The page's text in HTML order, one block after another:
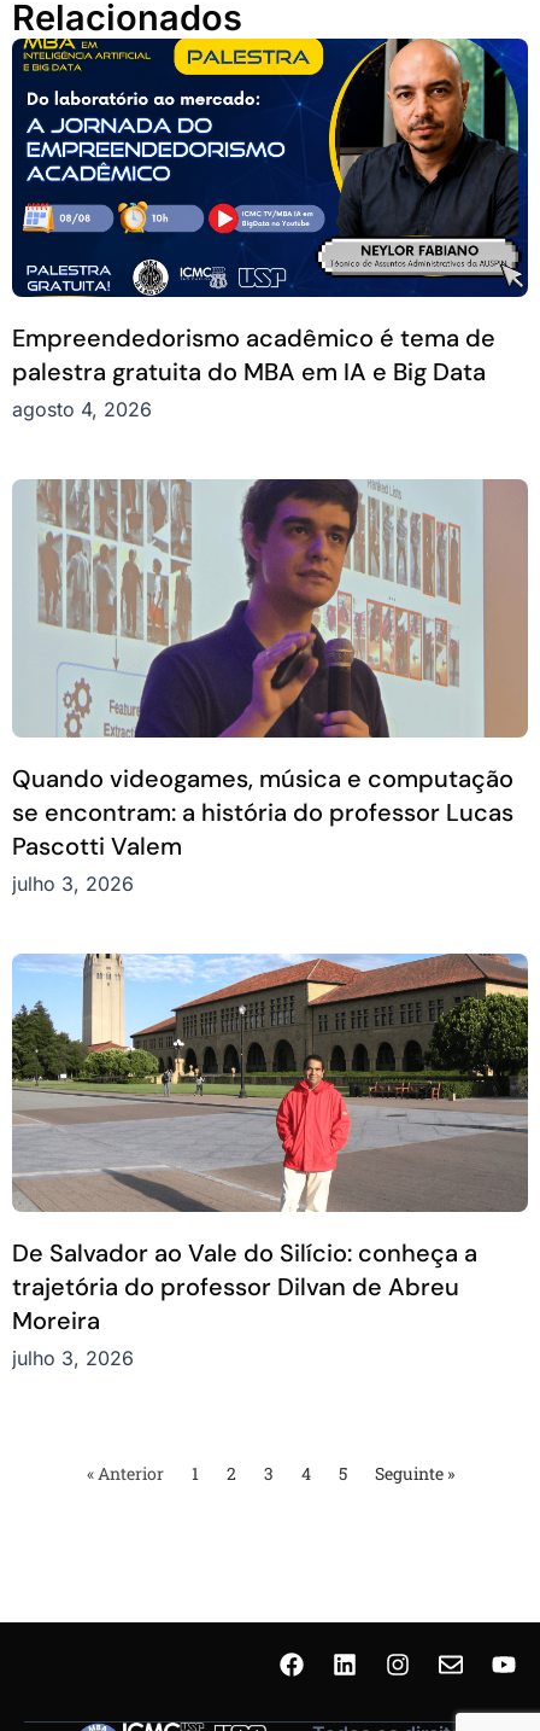
Relacionados
Empreendedorismo acadêmico é tema de
palestra gratuita do MBA em IA e Big Data
agosto 4, 2026
Quando videogames, música e computação
se encontram: a história do professor Lucas
Pascotti Valem
julho 3, 2026
De Salvador ao Vale do Silício: conheça a
trajetória do professor Dilvan de Abreu
Moreira
julho 3, 2026
« Anterior 1 2 3 4 5 Seguinte »